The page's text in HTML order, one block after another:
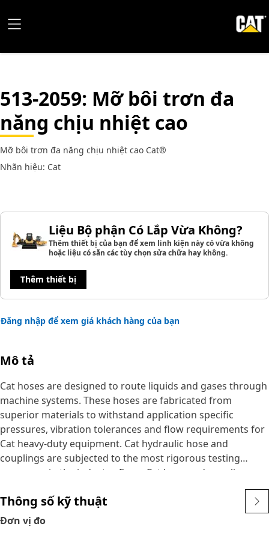
513-2059: Mỡ bôi trơn đa
năng chịu nhiệt cao
Mỡ bôi trơn đa năng chịu nhiệt cao Cat®
Nhãn hiệu: Cat
Liệu Bộ phận Có Lắp Vừa Không?
Thêm thiết bị của bạn để xem linh kiện này có vừa không
hoặc liệu có sẵn các tùy chọn sửa chữa hay không.
Thêm thiết bị
Đăng nhập để xem giá khách hàng của bạn
Mô tả
Cat hoses are designed to route liquids and gases through
machine systems. These hoses are fabricated from
superior materials to withstand application specific
pressures, vibration tolerances and flow requirements for
Cat heavy-duty equipment. Cat hydraulic hose and
couplings are subjected to the most rigorous testing
processes in the industry. Every Cat hose and coupling
combination is tested as a system to ensure a perfect fit
that yields maximum safety and dependability.
The construction of the hose is made from synthetic
rubber tube; two braids of special high tensile steel wire
Thông số kỹ thuật
Đơn vị đo